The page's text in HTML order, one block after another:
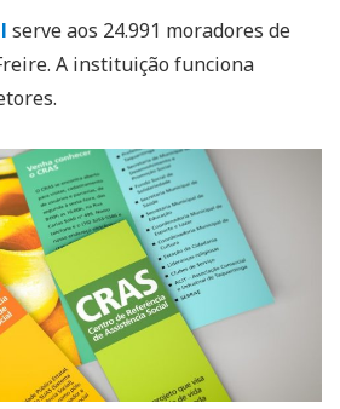
serve aos 24.991 moradores de
A instituição funciona